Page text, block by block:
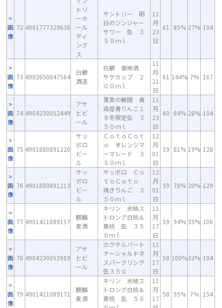
画
像
72 4901777329638
トリ
ーホ
ール
ディ
ング
ス
サントリー 明
日のジンジャー
サワー 缶 ３
５０ｍｌ
11
月
23
日
61 85% 27% 104
画
像
73 4902650047564
白鶴
酒造
白鶴 御神酒
サケカップ ２
００ｍｌ
11
月
21
日
61 144% 7% 167
画
像
74 4904230052449
アサ
ヒビ
ール
果実の瞬間 青
森産青りんご１
８冬限定缶 ３
５０ｍｌ
11
月
23
日
60 84% 28% 104
画
像
75 4901880891220
サッ
ポロ
ビー
ル
ＣｏｔｏＣｏｔ
ｏ オレンジマ
ーマレード ３
５０ｍｌ
12
月
01
日
59 81% 19% 128
画
像
76 4901880891213
サッ
ポロ
ビー
ル
サッポロ Ｃｏ
ｔｏＣｏｔｏ
焼きりんご ３
５０ｍｌ
12
月
01
日
59 78% 20% 129
画
像
77 4901411089157
麒麟
麦酒
キリン 氷結ス
トロング白桃＆
黄桃 缶 ３５
０ｍｌ
11
月
17
日
59 94% 35% 106
画
像
78 4904230053989
アサ
ヒビ
ール
カクテルパート
ナーシャルドネ
スパークリング
缶３５０
11
月
17
日
58 100%33% 104
画
像
79 4901411089171
麒麟
麦酒
キリン 氷結ス
トロング白桃＆
黄桃 缶 ５０
11
月
17
58 95% 7% 154